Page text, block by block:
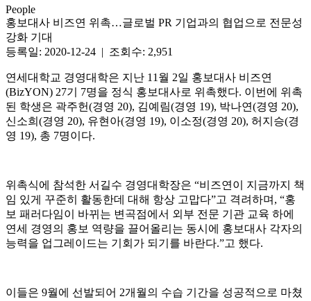
People
홍보대사 비즈연 위촉…글로벌 PR 기업과의 협업으로 전문성
강화 기대
등록일: 2020-12-24 | 조회수: 2,951
연세대학교 경영대학은 지난 11월 2일 홍보대사 비즈연
(BizYON) 27기 7명을 정식 홍보대사로 위촉했다. 이번에 위촉
된 학생은 곽주헌(경영 20), 김예림(경영 19), 박나연(경영 20),
신소희(경영 20), 유현아(경영 19), 이소정(경영 20), 허지승(경
영 19), 총 7명이다.
위촉식에 참석한 서길수 경영대학장은 “비즈연이 지금까지 책
임 있게 꾸준히 활동한데 대해 항상 고맙다”고 격려하며, “홍
보 패러다임이 바뀌는 변곡점에서 외부 전문 기관 교육 하에
연세 경영의 홍보 역량을 끌어올리는 동시에 홍보대사 각자의
능력을 업그레이드는 기회가 되기를 바란다.”고 했다.
이들은 9월에 선발되어 2개월의 수습 기간을 성공적으로 마쳤